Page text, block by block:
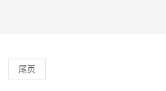
尾页